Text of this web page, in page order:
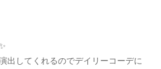
出してくれるのでデイリーコーデに